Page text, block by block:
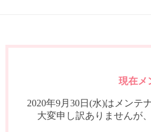
現在メ
2020年9月30日(水)はメンテ
大変申し訳ありませんが